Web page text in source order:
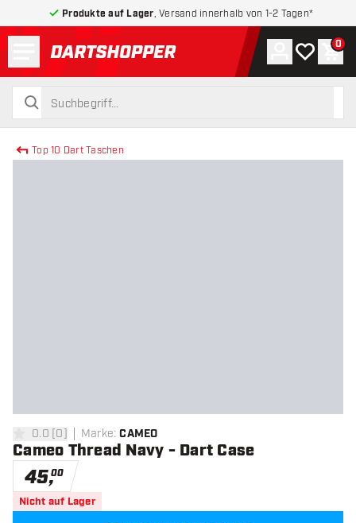
Produkte auf Lager , Versand innerhalb von 1-2 Tagen*
zurück zur Startseite
suchen
suchen
Konto
Meine 0
Top 10 Dart Taschen
0 Bewertungssterne
0.0 [0] Marke: CAMEO
Cameo Thread Navy - Dart Case
45,00
Nicht auf Lager